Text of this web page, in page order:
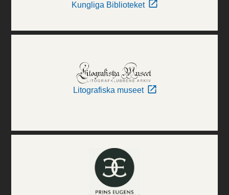
Kungliga Biblioteket
Litografiska museet